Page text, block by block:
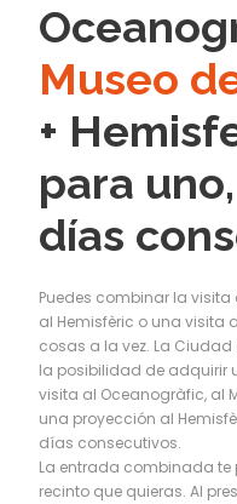
Museo
+
para
días
Puedes combinar la
al Hemisfèric o una visita
cosas a la vez. La
la posibilidad de adquirir
visita al Oceanogràfic, al
una proyección al
días consecutivos.
La entrada combinada te
recinto que quieras. Al